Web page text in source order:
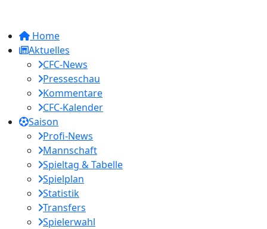
Home
Aktuelles
CFC-News
Presseschau
Kommentare
CFC-Kalender
Saison
Profi-News
Mannschaft
Spieltag & Tabelle
Spielplan
Statistik
Transfers
Spielerwahl